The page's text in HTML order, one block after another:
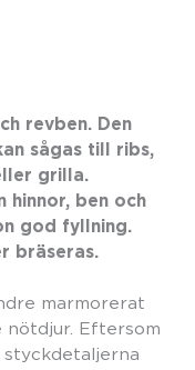
revben. Den
sågas till ribs,
grilla.
hinnor, ben och
god fyllning.
bräseras.
marmorerat
Eftersom